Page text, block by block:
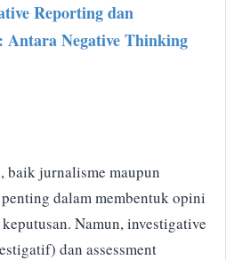
Reporting dan
Antara Negative Thinking
baik jurnalisme maupun
dalam membentuk opini
Namun, investigative
dan assessment